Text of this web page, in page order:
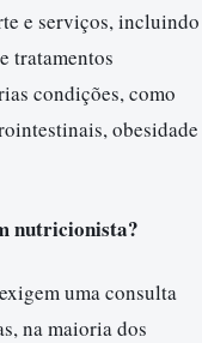
e serviços, incluindo
tratamentos
condições, como
obesidade
nutricionista?
uma consulta
na maioria dos